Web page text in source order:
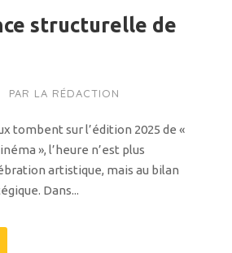
structurelle de
PAR LA RÉDACTION
tombent sur l’édition 2025 de «
», l’heure n’est plus
artistique, mais au bilan
Dans...